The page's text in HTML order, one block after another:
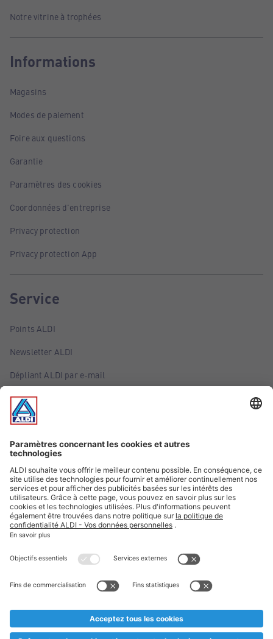
Notre vitrine à trophées
Informations
Magasins
Modes de paiement
Foire aux questions
Garantie
Paramètres des cookies
Coordonnées d'entreprise
Privacy protection
Privacy protection App
Service
Points ALDI
Newsletter ALDI
Dépliant ALDI par e-mail
Offres
Infos essentielles
Suivez ALDI Belgique
Textes marqués d'un astérisque et mentions légales
* Nous vendons ces articles temporairement et jusqu'à
au cas où, malgré le planning bien étudié, nous serions
prématurément en rupture de stock. Prix Recupel et TVA incl.
** Sur ce site, l’utilisation de la forme masculine a été adoptée